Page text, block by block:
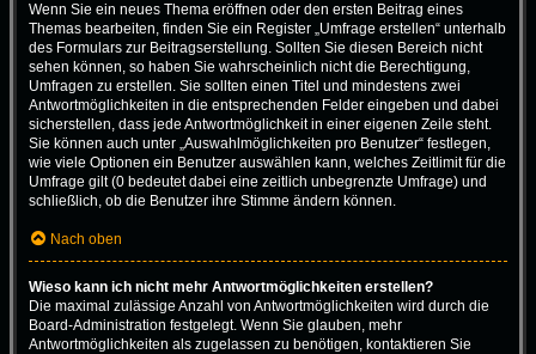
Wenn Sie ein neues Thema eröffnen oder den ersten Beitrag eines
Themas bearbeiten, finden Sie ein Register „Umfrage erstellen“ unterhalb
des Formulars zur Beitragserstellung. Sollten Sie diesen Bereich nicht
sehen können, so haben Sie wahrscheinlich nicht die Berechtigung,
Umfragen zu erstellen. Sie sollten einen Titel und mindestens zwei
Antwortmöglichkeiten in die entsprechenden Felder eingeben und dabei
sicherstellen, dass jede Antwortmöglichkeit in einer eigenen Zeile steht.
Sie können auch unter „Auswahlmöglichkeiten pro Benutzer“ festlegen,
wie viele Optionen ein Benutzer auswählen kann, welches Zeitlimit für die
Umfrage gilt (0 bedeutet dabei eine zeitlich unbegrenzte Umfrage) und
schließlich, ob die Benutzer ihre Stimme ändern können.
Nach oben
Wieso kann ich nicht mehr Antwortmöglichkeiten erstellen?
Die maximal zulässige Anzahl von Antwortmöglichkeiten wird durch die
Board-Administration festgelegt. Wenn Sie glauben, mehr
Antwortmöglichkeiten als zugelassen zu benötigen, kontaktieren Sie